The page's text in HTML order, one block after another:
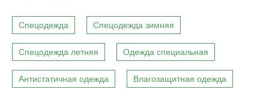
Спецодежда Спецодежда зимняя
Спецодежда летняя Одежда специальная
Антистатичная одежда Влагозащитная одежда